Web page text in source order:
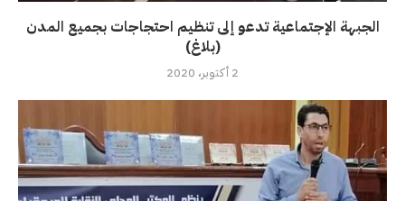
الجبهة الإجتماعية تدعو إلى تنظيم احتجاجات بجميع المدن
(بلاغ)
2 أكتوبر، 2020